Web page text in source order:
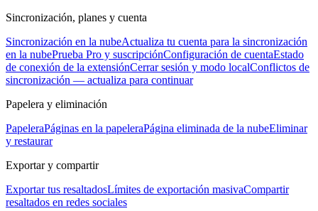
Sincronización, planes y cuenta
Sincronización en la nubeActualiza tu cuenta para la sincronización
en la nubePrueba Pro y suscripciónConfiguración de cuentaEstado
de conexión de la extensiónCerrar sesión y modo localConflictos de
sincronización — actualiza para continuar
Papelera y eliminación
PapeleraPáginas en la papeleraPágina eliminada de la nubeEliminar
y restaurar
Exportar y compartir
Exportar tus resaltadosLímites de exportación masivaCompartir
resaltados en redes sociales